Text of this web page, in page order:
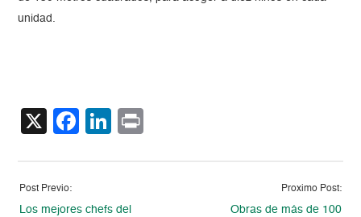
unidad.
X Facebook
LinkedIn
Post Previo:
Los mejores chefs del
Proximo Post:
Obras de más de 100